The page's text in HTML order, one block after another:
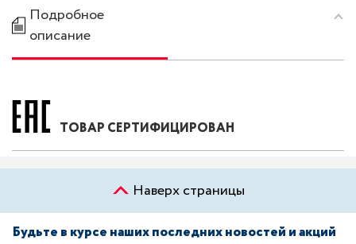
Подробное
описание
ТОВАР СЕРТИФИЦИРОВАН
Наверх страницы
Будьте в курсе наших последних новостей и акций